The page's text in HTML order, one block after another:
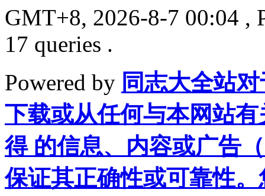
GMT+8, 2026-8-7 00:04 ,
17 queries .
Powered by 同志大全站
下载或从任何与本网站
得 的信息、内容或广告
保证其正确性或可靠性